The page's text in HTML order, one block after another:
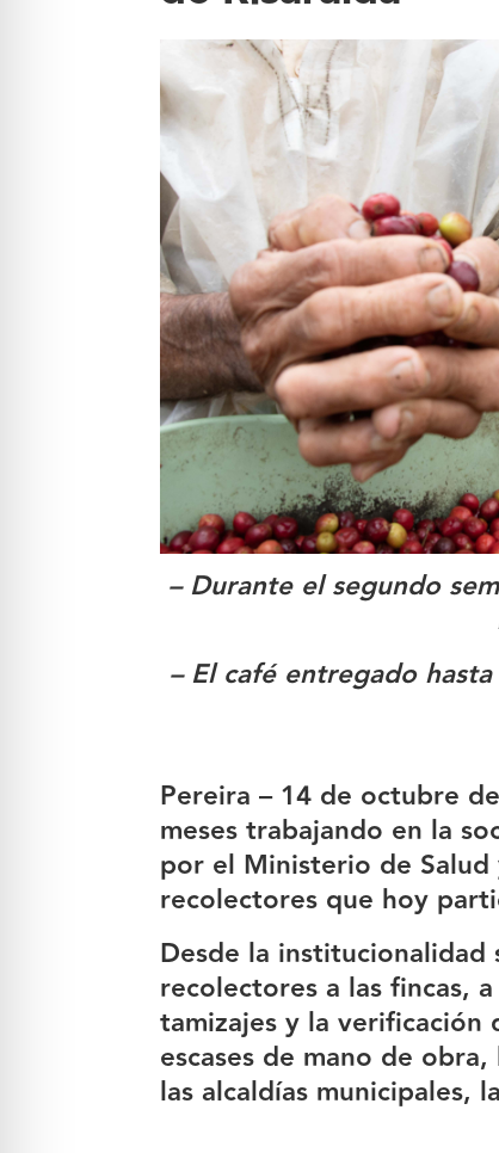
– Durante el segundo
– El café entregado
Pereira – 14 de octubre
meses trabajando en la
por el Ministerio de
recolectores que hoy
Desde la institucionalidad
recolectores a las fincas,
tamizajes y la
escases de mano de
las alcaldías municipales,